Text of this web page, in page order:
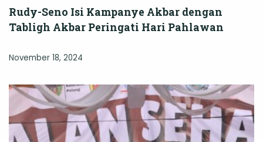
Rudy-Seno Isi Kampanye Akbar dengan
Tabligh Akbar Peringati Hari Pahlawan
November 18, 2024